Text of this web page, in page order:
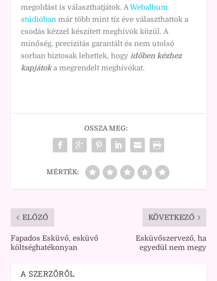
megoldást is választhatjátok. AWebalbum
stúdióbanmár több mint tíz éve választhattok a
csodás kézzel készített meghívók közül. A
minőség, precizitás garantált és nem utolsó
sorban biztosak lehettek, hogy időben kézhez
kapjátoka megrendelt meghívókat.
OSSZA MEG:
MÉRTÉK:
ELŐZŐ
Fapados Esküvő, esküvő
költséghatékonyan
KÖVETKEZŐ
Esküvőszervező, ha
egyedül nem megy
A SZERZŐRŐL